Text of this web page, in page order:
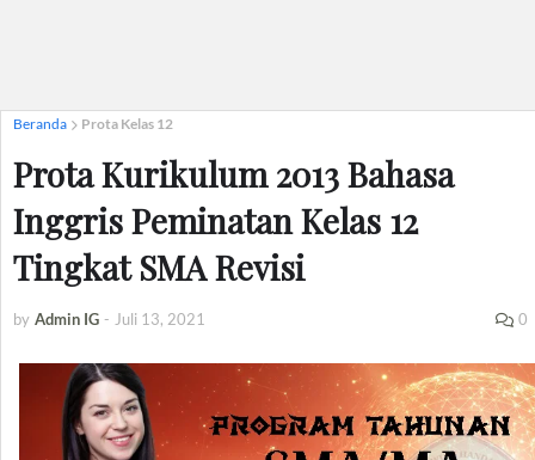
Beranda Prota Kelas 12
Prota Kurikulum 2013 Bahasa
Inggris Peminatan Kelas 12
Tingkat SMA Revisi
by Admin IG - Juli 13, 2021 0